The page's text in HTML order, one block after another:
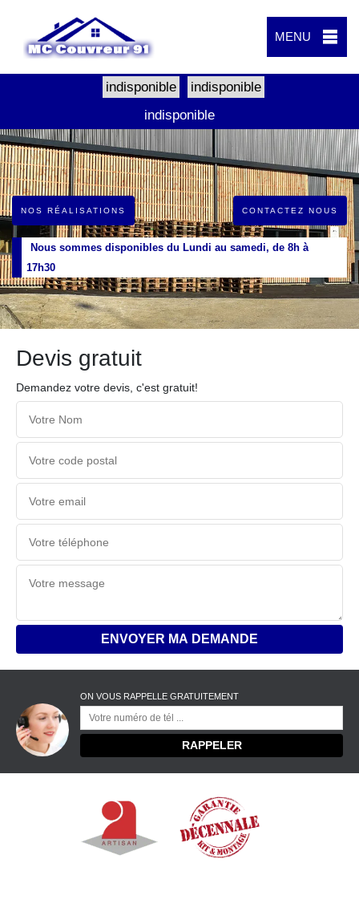
MENU
indisponible
indisponible
indisponible
NOS RÉALISATIONS CONTACTEZ NOUS
Nous sommes disponibles du Lundi au samedi, de 8h à
17h30
Devis gratuit
Demandez votre devis, c'est gratuit!
ON VOUS RAPPELLE GRATUITEMENT